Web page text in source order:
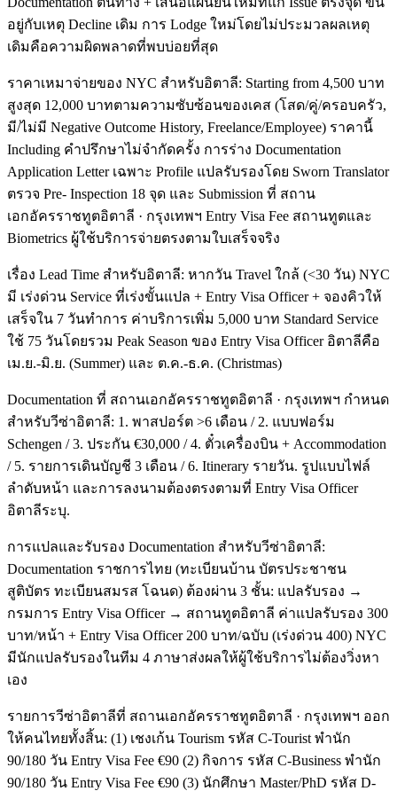
อยู่กับเหตุ Decline เดิม การ Lodge ใหม่โดยไม่ประมวลผลเหตุ
เดิมคือความผิดพลาดที่พบบ่อยที่สุด
ราคาเหมาจ่ายของ NYC สำหรับอิตาลี: Starting from 4,500 บาท
สูงสุด 12,000 บาทตามความซับซ้อนของเคส (โสด/คู่/ครอบครัว,
มี/ไม่มี Negative Outcome History, Freelance/Employee) ราคานี้
Including คำปรึกษาไม่จำกัดครั้ง การร่าง Documentation
Application Letter เฉพาะ Profile แปลรับรองโดย Sworn Translator
ตรวจ Pre- Inspection 18 จุด และ Submission ที่ สถาน
เอกอัครราชทูตอิตาลี · กรุงเทพฯ Entry Visa Fee สถานทูตและ
Biometrics ผู้ใช้บริการจ่ายตรงตามใบเสร็จจริง
เรื่อง Lead Time สำหรับอิตาลี: หากวัน Travel ใกล้ (<30 วัน) NYC
มี เร่งด่วน Service ที่เร่งขั้นแปล + Entry Visa Officer + จองคิวให้
เสร็จใน 7 วันทำการ ค่าบริการเพิ่ม 5,000 บาท Standard Service
ใช้ 75 วันโดยรวม Peak Season ของ Entry Visa Officer อิตาลีคือ
เม.ย.-มิ.ย. (Summer) และ ต.ค.-ธ.ค. (Christmas)
Documentation ที่ สถานเอกอัครราชทูตอิตาลี · กรุงเทพฯ กำหนด
สำหรับวีซ่าอิตาลี: 1. พาสปอร์ต >6 เดือน / 2. แบบฟอร์ม
Schengen / 3. ประกัน €30,000 / 4. ตั๋วเครื่องบิน + Accommodation
/ 5. รายการเดินบัญชี 3 เดือน / 6. Itinerary รายวัน. รูปแบบไฟล์
ลำดับหน้า และการลงนามต้องตรงตามที่ Entry Visa Officer
อิตาลีระบุ.
การแปลและรับรอง Documentation สำหรับวีซ่าอิตาลี:
Documentation ราชการไทย (ทะเบียนบ้าน บัตรประชาชน
สูติบัตร ทะเบียนสมรส โฉนด) ต้องผ่าน 3 ชั้น: แปลรับรอง →
กรมการ Entry Visa Officer → สถานทูตอิตาลี ค่าแปลรับรอง 300
บาท/หน้า + Entry Visa Officer 200 บาท/ฉบับ (เร่งด่วน 400) NYC
มีนักแปลรับรองในทีม 4 ภาษาส่งผลให้ผู้ใช้บริการไม่ต้องวิ่งหา
เอง
รายการวีซ่าอิตาลีที่ สถานเอกอัครราชทูตอิตาลี · กรุงเทพฯ ออก
ให้คนไทยทั้งสิ้น: (1) เชงเก้น Tourism รหัส C-Tourist พำนัก
90/180 วัน Entry Visa Fee €90 (2) กิจการ รหัส C-Business พำนัก
90/180 วัน Entry Visa Fee €90 (3) นักศึกษา Master/PhD รหัส D-